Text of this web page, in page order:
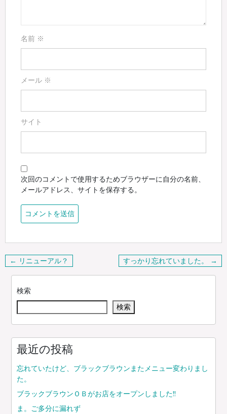
名前 ※
メール ※
サイト
次回のコメントで使用するためブラウザーに自分の名前、
メールアドレス、サイトを保存する。
投
稿
ー
シ
← リニューアル？ すっかり忘れていました。 →
検索
検索
最近の投稿
忘れていたけど、ブラックブラウンまたメニュー変わりまし
た。
ブラックブラウンＯＢがお店をオープンしました!!
ま。ご多分に漏れず